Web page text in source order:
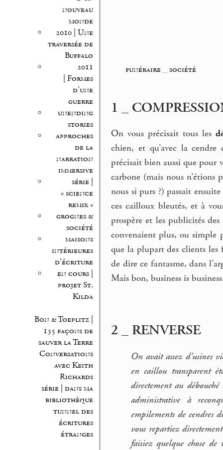
nouveau
monde
2010 | Une
traversée de
Buffalo
2011
| Formes
d’une
guerre
unending
stories
approches
de la
narration
immersive
série |
« science
remix »
grognes &
société
maisons
intérieures
d’écriture
en cours |
projet St.
Kilda
Bon & Toeplitz |
135 façons de
sauver la Terre
Conversations
avec Keith
Richards
série | dans ma
bibliothèque
tunnel des
écritures
étranges
funéraire_ société
1 _
On vous précisait tous les
chien, et qu’avec la
précisait bien aussi que pour
carbone (mais nous
nous si purs ?) passait
ces cailloux bleutés, et à
prospère et les publicités des
convenaient plus, ou simple
que la plupart des clients
de dire ce fantasme, dans
Mais bon, business is
2 _ RENVERSE
On avait assez d’usines
en caillou transparent
directement au
administrative à
empilements de cendres
vous repartiez
faisiez quelque chose